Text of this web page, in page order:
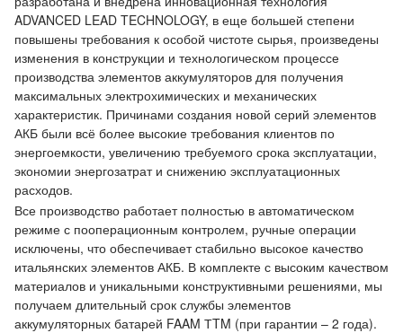
ADVANCED LEAD TECHNOLOGY, в еще большей степени
повышены требования к особой чистоте сырья, произведены
изменения в конструкции и технологическом процессе
производства элементов аккумуляторов для получения
максимальных электрохимических и механических
характеристик. Причинами создания новой серий элементов
АКБ были всё более высокие требования клиентов по
энергоемкости, увеличению требуемого срока эксплуатации,
экономии энергозатрат и снижению эксплуатационных
расходов.
Все производство работает полностью в автоматическом
режиме с пооперационным контролем, ручные операции
исключены, что обеспечивает стабильно высокое качество
итальянских элементов АКБ. В комплекте с высоким качеством
материалов и уникальными конструктивными решениями, мы
получаем длительный срок службы элементов
аккумуляторных батарей FAAM ТTM (при гарантии – 2 года).